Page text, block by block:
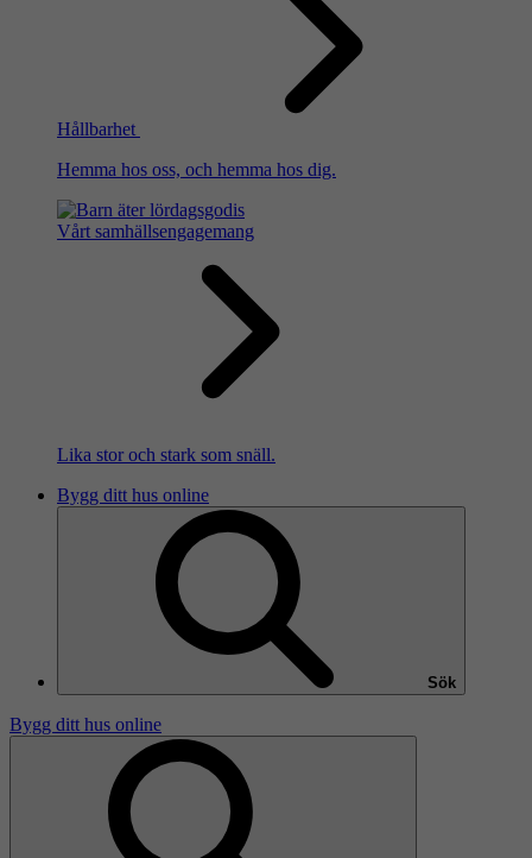
Hållbarhet
Hemma hos oss, och hemma hos dig.
Vårt samhällsengagemang
Lika stor och stark som snäll.
Bygg ditt hus online
Sök
Bygg ditt hus online